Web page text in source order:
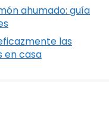
ahumado: guía
las
en casa